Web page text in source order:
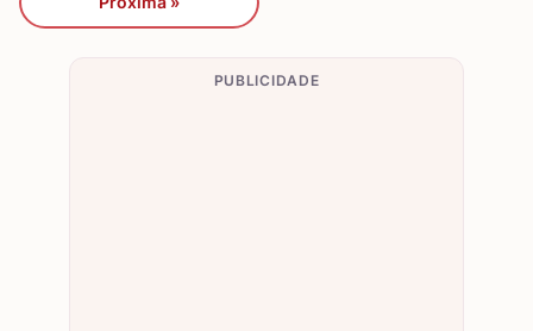
PUBLICIDADE